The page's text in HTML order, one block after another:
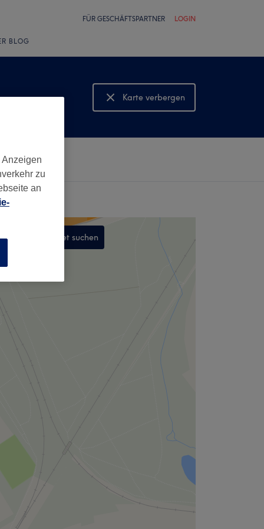
FÜR GESCHÄFTSPARTNER LOGIN
BLOG
Karte verbergen
Karte anzeigen
In diesem Gebiet suchen
zu
an